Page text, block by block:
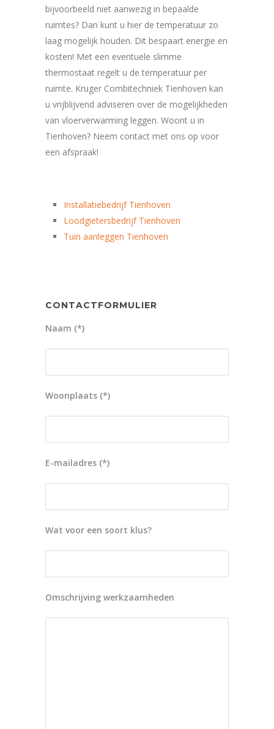
bijvoorbeeld niet aanwezig in bepaalde
ruimtes? Dan kunt u hier de temperatuur zo
laag mogelijk houden. Dit bespaart energie en
kosten! Met een eventuele slimme
thermostaat regelt u de temperatuur per
ruimte. Kruger Combitechniek Tienhoven kan
u vrijblijvend adviseren over de mogelijkheden
van vloerverwarming leggen. Woont u in
Tienhoven? Neem contact met ons op voor
een afspraak!
Installatiebedrijf Tienhoven
Loodgietersbedrijf Tienhoven
Tuin aanleggen Tienhoven
CONTACTFORMULIER
Naam (*)
Woonplaats (*)
E-mailadres (*)
Wat voor een soort klus?
Omschrijving werkzaamheden